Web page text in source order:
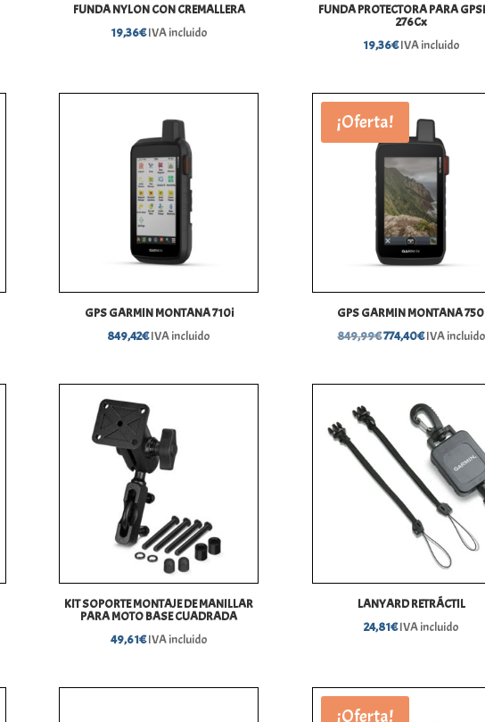
FUNDA NYLON CON CREMALLERA
19,36€IVA incluido
FUNDA PROTECTORA PARA
276Cx
19,36€IVA incluido
GPS GARMIN MONTANA 710i
849,42€IVA incluido
¡Oferta!
GPS GARMIN MONTANA
849,99€El
849,99€.
774,40€El
774,40€.
IVA
KIT SOPORTE MONTAJE DE MANILLAR
PARA MOTO BASE CUADRADA
49,61€IVA incluido
LANYARD RETRÁCTIL
24,81€IVA incluido
¡Oferta!